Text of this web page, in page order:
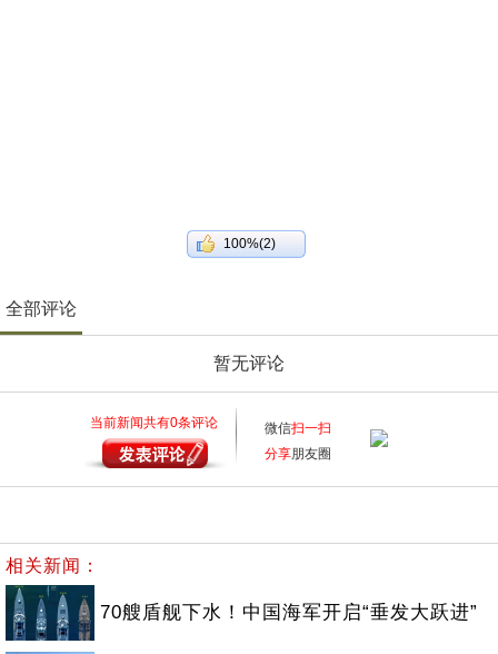
100%(2)
全部评论
暂无评论
当前新闻共有0条评论 微信扫一扫
分享朋友圈
相关新闻：
70艘盾舰下水！中国海军开启“垂发大跃进”